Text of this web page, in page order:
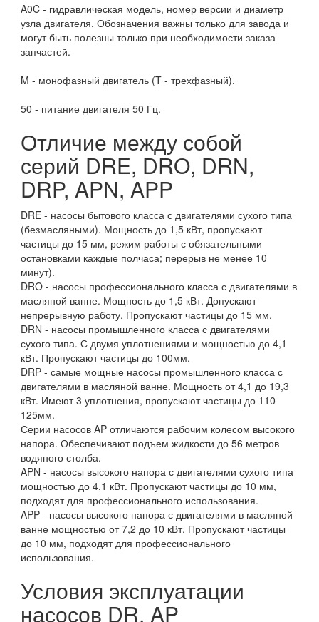
A0C - гидравлическая модель, номер версии и диаметр
узла двигателя. Обозначения важны только для завода и
могут быть полезны только при необходимости заказа
запчастей.
M - монофазный двигатель (T - трехфазный).
50 - питание двигателя 50 Гц.
Отличие между собой
серий DRE, DRO, DRN,
DRP, APN, APP
DRE - насосы бытового класса с двигателями сухого типа
(безмасляными). Мощность до 1,5 кВт, пропускают
частицы до 15 мм, режим работы с обязательными
остановками каждые полчаса; перерыв не менее 10
минут).
DRO - насосы профессионального класса с двигателями в
масляной ванне. Мощность до 1,5 кВт. Допускают
непрерывную работу. Пропускают частицы до 15 мм.
DRN - насосы промышленного класса с двигателями
сухого типа. С двумя уплотнениями и мощностью до 4,1
кВт. Пропускают частицы до 100мм.
DRP - самые мощные насосы промышленного класса с
двигателями в масляной ванне. Мощность от 4,1 до 19,3
кВт. Имеют 3 уплотнения, пропускают частицы до 110-
125мм.
Серии насосов AP отличаются рабочим колесом высокого
напора. Обеспечивают подъем жидкости до 56 метров
водяного столба.
APN - насосы высокого напора с двигателями сухого типа
мощностью до 4,1 кВт. Пропускают частицы до 10 мм,
подходят для профессионального использования.
APP - насосы высокого напора с двигателями в масляной
ванне мощностью от 7,2 до 10 кВт. Пропускают частицы
до 10 мм, подходят для профессионального
использования.
Условия эксплуатации
насосов DR, AP